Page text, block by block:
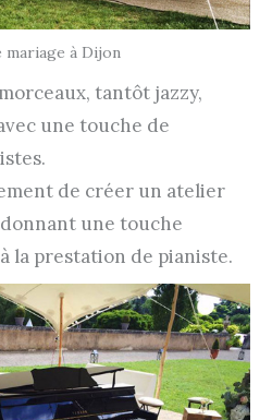
mariage à Dijon
tantôt jazzy,
une touche de
de créer un atelier
une touche
la prestation de pianiste.